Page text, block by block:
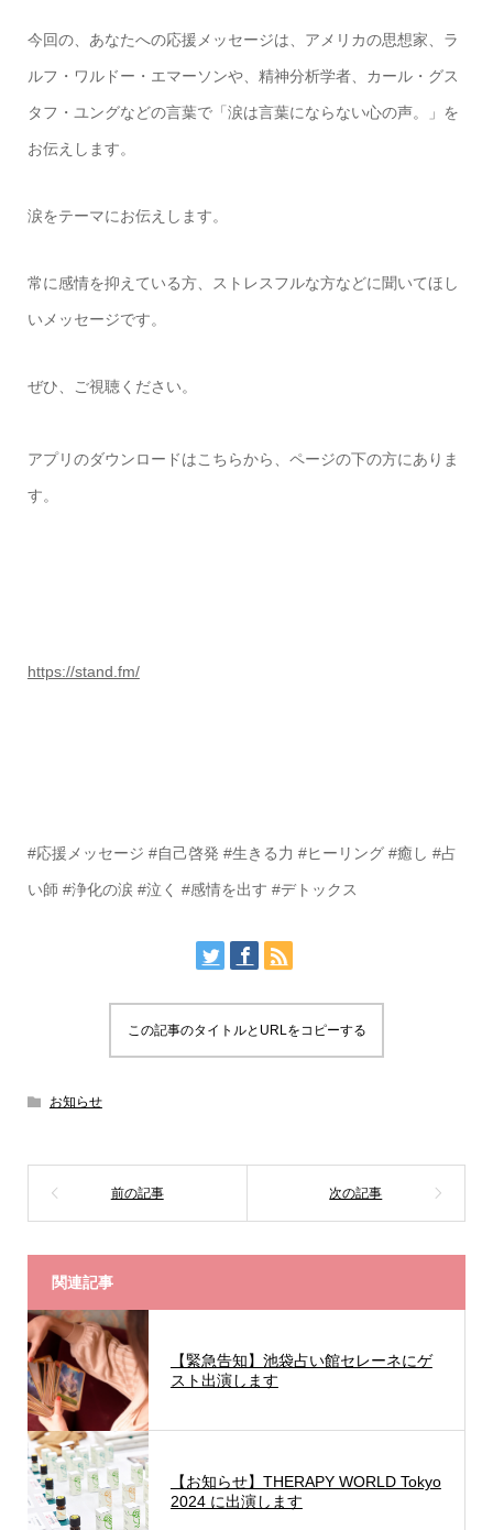
今回の、あなたへの応援メッセージは、アメリカの思想家、ラ
ルフ・ワルドー・エマーソンや、精神分析学者、カール・グス
タフ・ユングなどの言葉で「涙は言葉にならない心の声。」を
お伝えします。
涙をテーマにお伝えします。
常に感情を抑えている方、ストレスフルな方などに聞いてほし
いメッセージです。
ぜひ、ご視聴ください。
アプリのダウンロードはこちらから、ページの下の方にありま
す。
https://stand.fm/
#応援メッセージ #自己啓発 #生きる力 #ヒーリング #癒し #占
い師 #浄化の涙 #泣く #感情を出す #デトックス
この記事のタイトルとURLをコピーする
お知らせ
関連記事
【緊急告知】池袋占い館セレーネにゲ
スト出演します
【お知らせ】THERAPY WORLD Tokyo
2024 に出演します